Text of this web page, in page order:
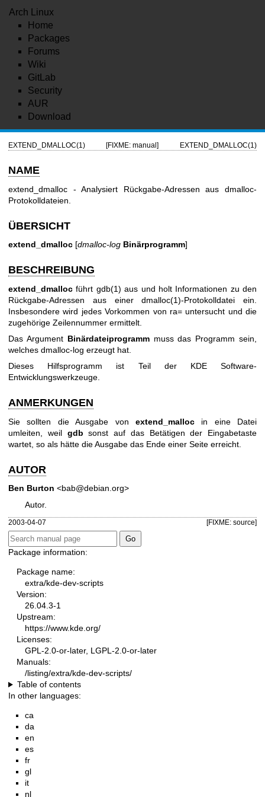
Arch Linux
Home
Packages
Forums
Wiki
GitLab
Security
AUR
Download
EXTEND_DMALLOC(1) [FIXME: manual] EXTEND_DMALLOC(1)
NAME
extend_dmalloc - Analysiert Rückgabe-Adressen aus dmalloc-
Protokolldateien.
ÜBERSICHT
extend_dmalloc [dmalloc-log Binärprogramm]
BESCHREIBUNG
extend_dmalloc führt gdb(1) aus und holt Informationen zu den
Rückgabe-Adressen aus einerdmalloc(1)-Protokolldatei ein.
Insbesondere wird jedes Vorkommen von ra= untersucht und die
zugehörige Zeilennummer ermittelt.
Das Argument Binärdateiprogrammmuss das Programm sein,
welches dmalloc-log erzeugt hat.
Dieses Hilfsprogramm ist Teil der KDE Software-
Entwicklungswerkzeuge.
ANMERKUNGEN
Sie sollten die Ausgabe von extend_mallocin eine Datei
umleiten, weil gdb sonst auf das Betätigen der Eingabetaste
wartet, so als hätte die Ausgabe das Ende einer Seite erreicht.
AUTOR
Ben Burton <bab@debian.org>
Autor.
2003-04-07 [FIXME: source]
Package information:
Package name:
extra/kde-dev-scripts
Version:
26.04.3-1
Upstream:
https://www.kde.org/
Licenses:
GPL-2.0-or-later, LGPL-2.0-or-later
Manuals:
/listing/extra/kde-dev-scripts/
Table of contents
In other languages:
ca
da
en
es
fr
gl
it
nl